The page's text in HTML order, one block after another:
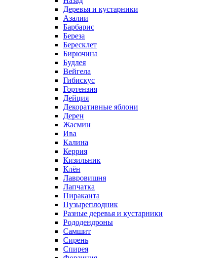
Деревья и кустарники
Азалии
Барбарис
Береза
Бересклет
Бирючина
Будлея
Вейгела
Гибискус
Гортензия
Дейция
Декоративные яблони
Дерен
Жасмин
Ива
Калина
Керрия
Кизильник
Клён
Лавровишня
Лапчатка
Пираканта
Пузыреплодник
Разные деревья и кустарники
Рододендроны
Самшит
Сирень
Спирея